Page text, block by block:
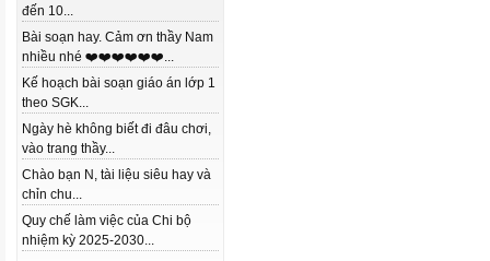
đến 10...
Bài soạn hay. Cảm ơn thầy Nam
nhiều nhé ❤️❤️❤️❤️❤️❤️...
Kế hoạch bài soạn giáo án lớp 1
theo SGK...
Ngày hè không biết đi đâu chơi,
vào trang thầy...
Chào bạn N, tài liệu siêu hay và
chỉn chu...
Quy chế làm việc của Chi bộ
nhiệm kỳ 2025-2030...